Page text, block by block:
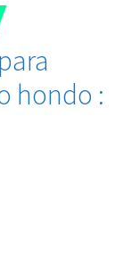
hondo :